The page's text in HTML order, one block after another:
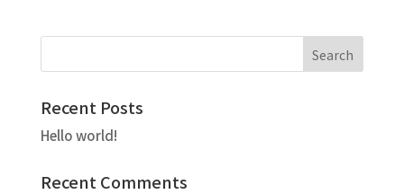
Recent Posts
Hello world!
Recent Comments